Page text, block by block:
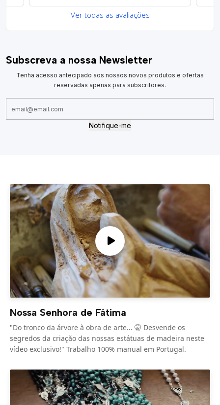
Ver todas as avaliações
Subscreva a nossa Newsletter
Tenha acesso antecipado aos nossos novos produtos e ofertas
reservadas apenas para subscritores.
Notifique-me
Nossa Senhora de Fátima
"Do tronco da árvore à obra de arte... 🤫 Desvende os
segredos da criação das nossas estátuas de madeira neste
vídeo exclusivo!" Trabalho 100% manual em Portugal.